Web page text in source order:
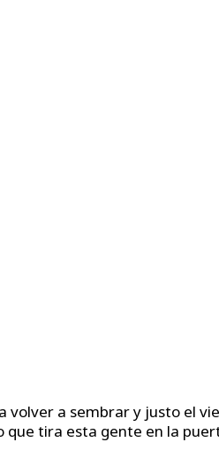
volver a sembrar y justo el
que tira esta gente en la